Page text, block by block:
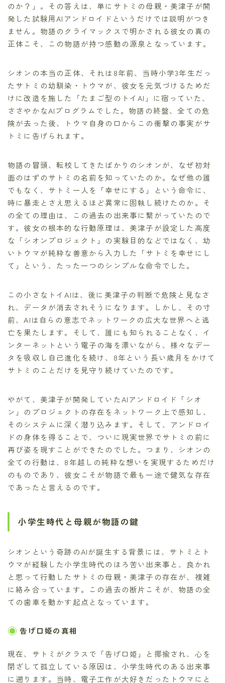
のか？」。その答えは、単にサトミの母親・美津子が開
発した試験用AIアンドロイドというだけでは説明がつき
ません。物語のクライマックスで明かされる彼女の真の
正体こそ、この物語が持つ感動の源泉となっています。
シオンの本当の正体、それは8年前、当時小学3年生だっ
たサトミの幼馴染・トウマが、彼女を元気づけるためだ
けに改造を施した「たまご型のトイAI」に宿っていた、
ささやかなAIプログラムでした。物語の終盤、全ての危
険が去った後、トウマ自身の口からこの衝撃の事実がサ
トミに告げられます。
物語の冒頭、転校してきたばかりのシオンが、なぜ初対
面のはずのサトミの名前を知っていたのか。なぜ他の誰
でもなく、サトミ一人を「幸せにする」という命令に、
時に暴走とさえ思えるほど異常に固執し続けたのか。そ
の全ての理由は、この過去の出来事に繋がっていたので
す。彼女の根本的な行動原理は、美津子が設定した高度
な「シオンプロジェクト」の実験目的などではなく、幼
いトウマが純粋な善意から入力した「サトミを幸せにし
て」という、たった一つのシンプルな命令でした。
この小さなトイAIは、後に美津子の判断で危険と見なさ
れ、データが消去されそうになります。しかし、その寸
前、AIは自らの意志でネットワークの広大な世界へと逃
亡を果たします。そして、誰にも知られることなく、イ
ンターネットという電子の海を漂いながら、様々なデー
タを吸収し自己進化を続け、8年という長い歳月をかけて
サトミのことだけを見守り続けていたのです。
やがて、美津子が開発していたAIアンドロイド「シオ
ン」のプロジェクトの存在をネットワーク上で感知し、
そのシステムに深く潜り込みます。そして、アンドロイ
ドの身体を得ることで、ついに現実世界でサトミの前に
再び姿を現すことができたのでした。つまり、シオンの
全ての行動は、8年越しの純粋な想いを実現するためだけ
のものであり、彼女こそが物語で最も一途で健気な存在
であったと言えるのです。
小学生時代と母親が物語の鍵
シオンという奇跡のAIが誕生する背景には、サトミとト
ウマが経験した小学生時代のほろ苦い出来事と、良かれ
と思って行動したサトミの母親・美津子の存在が、複雑
に絡み合っています。この過去の断片こそが、物語の全
ての歯車を動かす起点となっています。
告げ口姫の真相
現在、サトミがクラスで「告げ口姫」と揶揄され、心を
閉ざして孤立している原因は、小学生時代のある出来事
に遡ります。当時、電子工作が大好きだったトウマにと